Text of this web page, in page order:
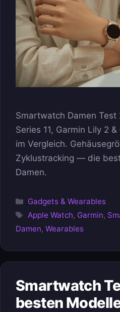
Smartwatch Damen Test
Series 11, Garmin Lily 2
im Vergleich.
Zyklustracking — die
Damen.
Kategorien
Gadgets & Wearables
Schlagwörter
Apple Watch, Garmin,
Damen, Wearables
Smartwatch
besten